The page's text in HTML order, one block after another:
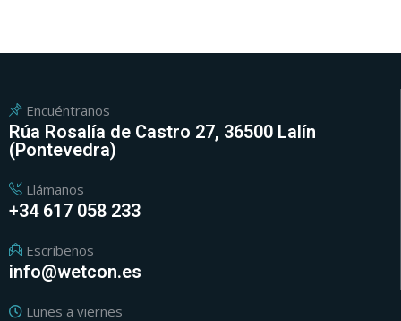
Encuéntranos
Rúa Rosalía de Castro 27, 36500 Lalín
(Pontevedra)
Llámanos
+34 617 058 233
Escríbenos
info@wetcon.es
Lunes a viernes